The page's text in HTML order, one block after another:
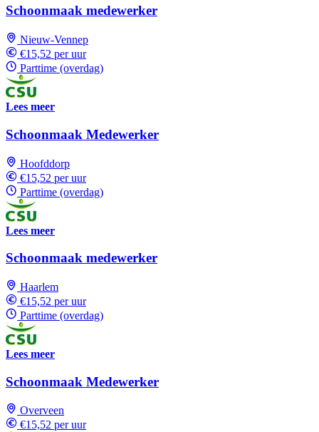
Schoonmaak medewerker
Nieuw-Vennep
€15,52 per uur
Parttime (overdag)
Lees meer
Schoonmaak Medewerker
Hoofddorp
€15,52 per uur
Parttime (overdag)
Lees meer
Schoonmaak medewerker
Haarlem
€15,52 per uur
Parttime (overdag)
Lees meer
Schoonmaak Medewerker
Overveen
€15,52 per uur